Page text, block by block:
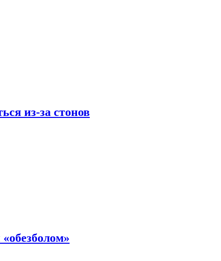
из-за стонов